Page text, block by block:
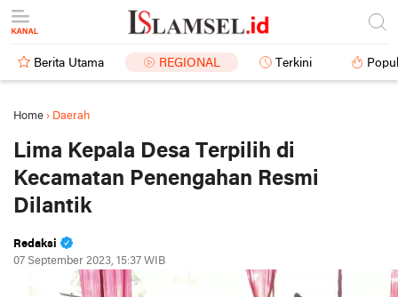
Berita Utama REGIONAL Terkini
Home › Daerah
Lima Kepala Desa Terpilih di
Kecamatan Penengahan Resmi
Dilantik
Redaksi
07 September 2023, 15:37 WIB